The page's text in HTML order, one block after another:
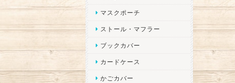
マスクポーチ
ストール・マフラー
ブックカバー
カードケース
かごカバー